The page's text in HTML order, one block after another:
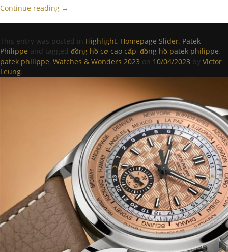
Continue reading →
This entry was posted in Highlight, Homepage Slider, Patek
Philippe and tagged đồng hồ cơ cao cấp, đồng hồ patek philippe,
patek philippe, Watches & Wonders 2023 on 10/04/2023 by Victor
Leung.